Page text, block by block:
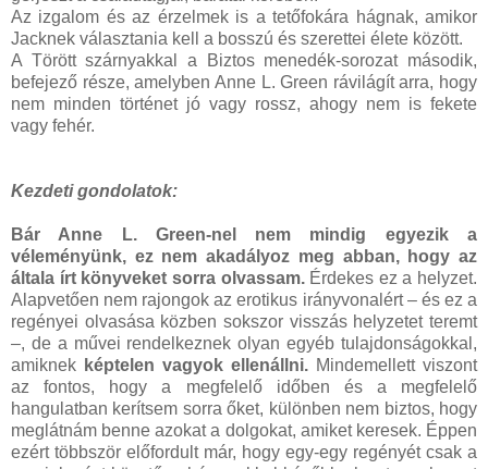
Az izgalom és az érzelmek is a tetőfokára hágnak, amikor
Jacknek választania kell a bosszú és szerettei élete között.
A Törött szárnyakkal a Biztos menedék-sorozat második,
befejező része, amelyben Anne L. Green rávilágít arra, hogy
nem minden történet jó vagy rossz, ahogy nem is fekete
vagy fehér.
Kezdeti gondolatok:
Bár Anne L. Green-nel nem mindig egyezik a
véleményünk, ez nem akadályoz meg abban, hogy az
általa írt könyveket sorra olvassam.Érdekes ez a helyzet.
Alapvetően nem rajongok az erotikus irányvonalért – és ez a
regényei olvasása közben sokszor visszás helyzetet teremt
–, de a művei rendelkeznek olyan egyéb tulajdonságokkal,
amiknek képtelen vagyok ellenállni. Mindemellett viszont
az fontos, hogy a megfelelő időben és a megfelelő
hangulatban kerítsem sorra őket, különben nem biztos, hogy
meglátnám benne azokat a dolgokat, amiket keresek. Éppen
ezért többször előfordult már, hogy egy-egy regényét csak a